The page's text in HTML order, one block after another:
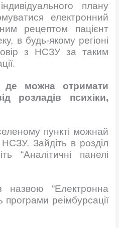
плану
електронний
рецептом пацієнт
в будь-якому регіоні
з НСЗУ за таким
де можна отримати
розладів психіки,
пункті можнай
Зайдіть в розділ
“Аналітичні панелі
“Електронна
програми реімбурсації